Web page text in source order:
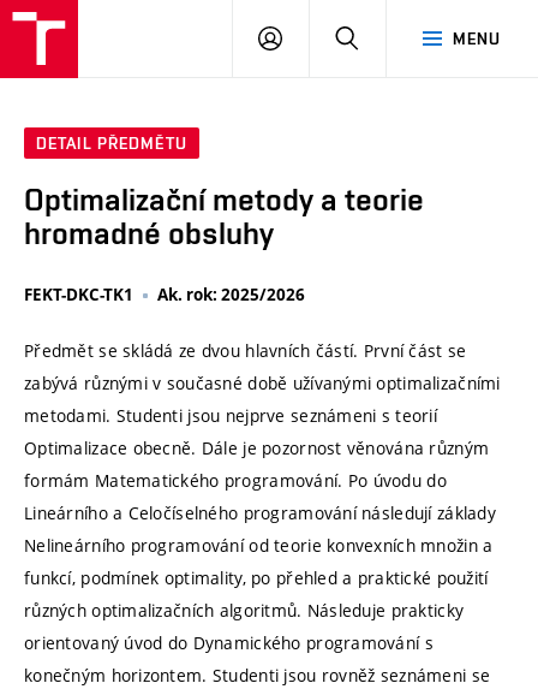
MENU
PŘIHLÁSIT
DETAIL PŘEDMĚTU
Optimalizační metody a teorie
hromadné obsluhy
FEKT-DKC-TK1 Ak. rok: 2025/2026
Předmět se skládá ze dvou hlavních částí. První část se
zabývá různými v současné době užívanými optimalizačními
metodami. Studenti jsou nejprve seznámeni s teorií
Optimalizace obecně. Dále je pozornost věnována různým
formám Matematického programování. Po úvodu do
Lineárního a Celočíselného programování následují základy
Nelineárního programování od teorie konvexních množin a
funkcí, podmínek optimality, po přehled a praktické použití
různých optimalizačních algoritmů. Následuje prakticky
orientovaný úvod do Dynamického programování s
konečným horizontem. Studenti jsou rovněž seznámeni se